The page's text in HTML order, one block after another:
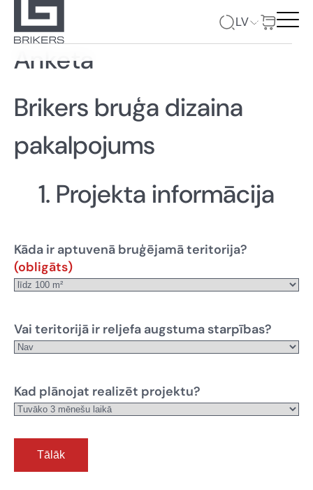
LV
Anketa
Brikers bruģa dizaina
pakalpojums
1. Projekta informācija
Kāda ir aptuvenā bruģējamā teritorija?
(obligāts)
Vai teritorijā ir reljefa augstuma starpības?
Kad plānojat realizēt projektu?